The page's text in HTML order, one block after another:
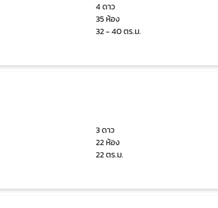
4 ดาว
35 ห้อง
32 - 40 ตร.ม.
3 ดาว
22 ห้อง
22 ตร.ม.